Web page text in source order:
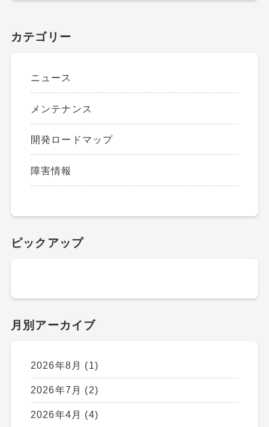
カテゴリー
ニュース
メンテナンス
開発ロードマップ
障害情報
ピックアップ
月別アーカイブ
2026年8月 (1)
2026年7月 (2)
2026年4月 (4)